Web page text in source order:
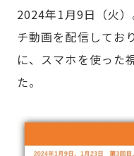
2024年1月9日（火
チ動画を配信してお
に、スマホを使った
た。
ヘル